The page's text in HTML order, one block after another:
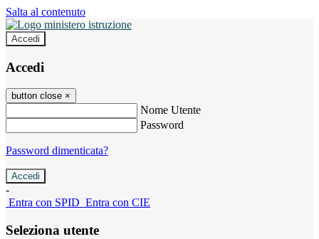
Salta al contenuto
Accedi
Accedi
button close ×
Nome Utente
Password
Password dimenticata?
-
Entra con SPID Entra con CIE
Seleziona utente